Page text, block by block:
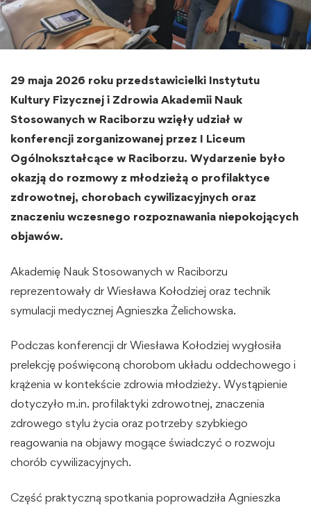
29 maja 2026 roku przedstawicielki Instytutu
Kultury Fizycznej i Zdrowia Akademii Nauk
Stosowanych w Raciborzu wzięły udział w
konferencji zorganizowanej przez I Liceum
Ogólnokształcące w Raciborzu. Wydarzenie było
okazją do rozmowy z młodzieżą o profilaktyce
zdrowotnej, chorobach cywilizacyjnych oraz
znaczeniu wczesnego rozpoznawania niepokojących
objawów.
Akademię Nauk Stosowanych w Raciborzu
reprezentowały dr Wiesława Kołodziej oraz technik
symulacji medycznej Agnieszka Żelichowska.
Podczas konferencji dr Wiesława Kołodziej wygłosiła
prelekcję poświęconą chorobom układu oddechowego i
krążenia w kontekście zdrowia młodzieży. Wystąpienie
dotyczyło m.in. profilaktyki zdrowotnej, znaczenia
zdrowego stylu życia oraz potrzeby szybkiego
reagowania na objawy mogące świadczyć o rozwoju
chorób cywilizacyjnych.
Część praktyczną spotkania poprowadziła Agnieszka